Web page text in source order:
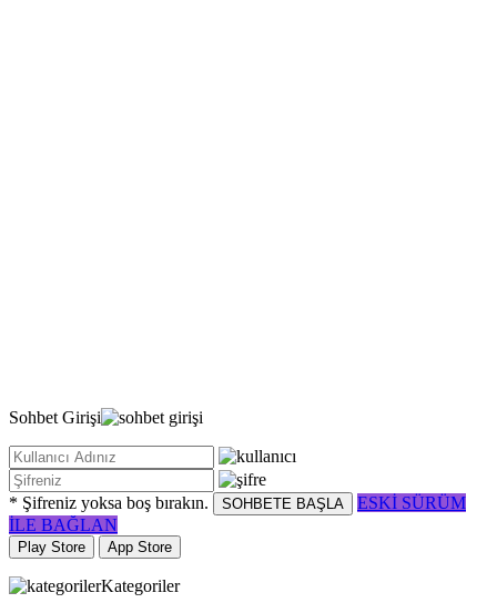
Sohbet Girişi
* Şifreniz yoksa boş bırakın. SOHBETE BAŞLA
ESKİ SÜRÜM
İLE BAĞLAN
Play Store App Store
Kategoriler